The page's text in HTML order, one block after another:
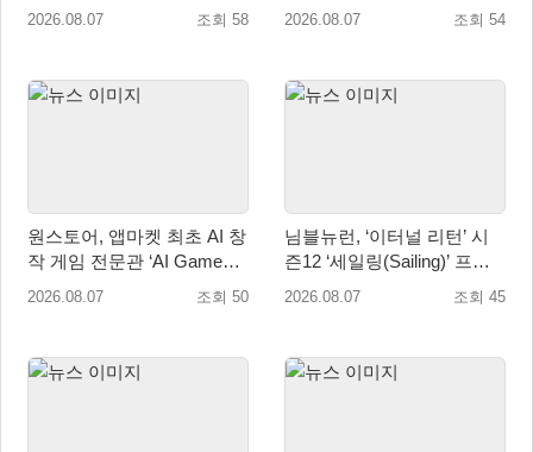
2/다크 엘레멘트’ 올 겨울 전
2026.08.07 조회 58
매출성장 성과 눈길
2026.08.07 조회 54
원스토어, 앱마켓 최초 AI 창
작 게임 전문관 ‘AI Games’
오픈
2026.08.07 조회 50
님블뉴런, ‘이터널 리턴’ 시
즌12 ‘세일링(Sailing)’ 프리
시즌 시작
2026.08.07 조회 45